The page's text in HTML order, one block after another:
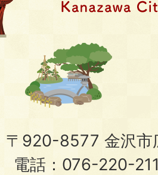
〒920-8577 金沢市
電話：076-220-